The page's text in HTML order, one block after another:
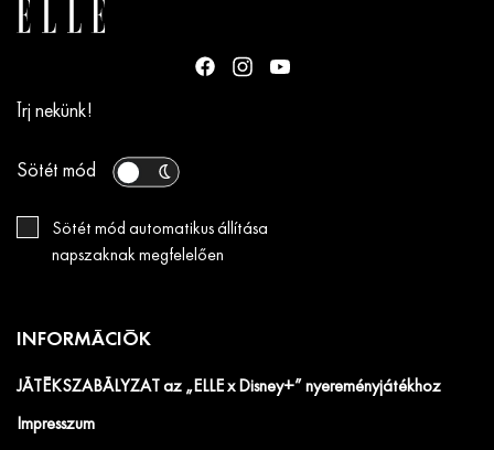
Írj nekünk!
Sötét mód
Sötét mód automatikus állítása
napszaknak megfelelően
INFORMÁCIÓK
JÁTÉKSZABÁLYZAT az „ELLE x Disney+” nyereményjátékhoz
Impresszum